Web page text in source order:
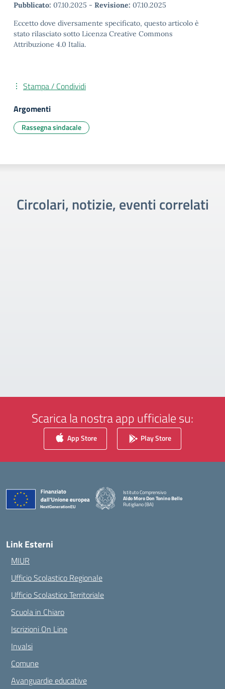
Pubblicato: 07.10.2025 - Revisione: 07.10.2025
Eccetto dove diversamente specificato, questo articolo è
stato rilasciato sotto Licenza Creative Commons
Attribuzione 4.0 Italia.
Stampa / Condividi
Argomenti
Rassegna sindacale
Circolari, notizie, eventi correlati
Scarica la nostra app ufficiale su:
App Store Play Store
Istituto Comprensivo
Aldo Moro Don Tonino Bello
Rutigliano (BA)
— Visita la pagina iniziale della scuola
Link Esterni
MIUR
Ufficio Scolastico Regionale
Ufficio Scolastico Territoriale
Scuola in Chiaro
Iscrizioni On Line
Invalsi
Comune
Avanguardie educative